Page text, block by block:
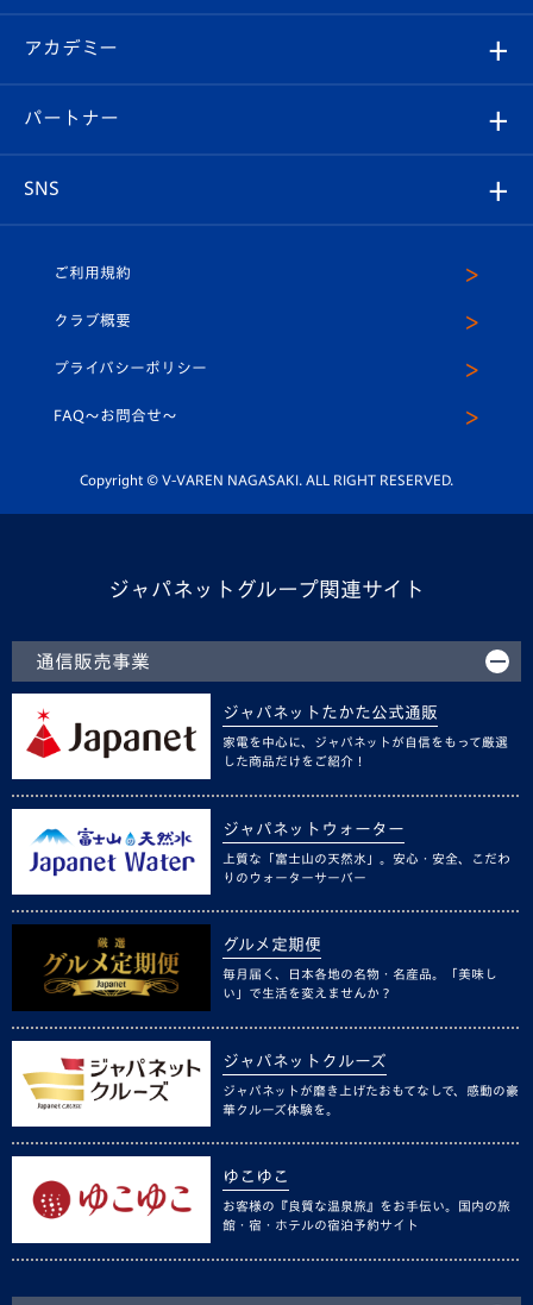
イベント
メディア
ホームタウン
スタッフプロフィール
マスコット紹介
平和祈念活動
ホームタウン活動
Revive Team
ヴィヴィくんの長崎おもてなしガイド
フォトギャラリー
スタジアムグルメ
V-LOVERS（ファンクラブ）
プレイヤーズスイート
オンラインショップ
店舗情報
アカデミー
育成からのお知らせ
U-18
スクール
パートナー
SNS
ヴィヴィくんインスタグラム
公式LINE＠
ご利用規約
クラブ概要
プライバシーポリシー
FAQ〜お問合せ〜
Copyright © V-VAREN NAGASAKI. ALL RIGHT RESERVED.
ジャパネットグループ関連サイト
通信販売事業
ジャパネットたかた公式通販
家電を中心に、ジャパネットが自信をもって厳選
した商品だけをご紹介！
ジャパネットウォーター
上質な「富士山の天然水」。安心・安全、こだわ
りのウォーターサーバー
グルメ定期便
毎月届く、日本各地の名物・名産品。「美味し
い」で生活を変えませんか？
ジャパネットクルーズ
ジャパネットが磨き上げたおもてなしで、感動の豪
華クルーズ体験を。
ゆこゆこ
お客様の『良質な温泉旅』をお手伝い。国内の旅
館・宿・ホテルの宿泊予約サイト